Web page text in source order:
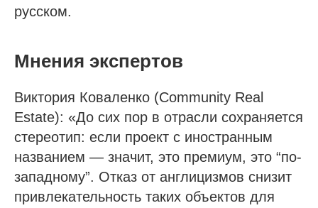
русском.
Мнения экспертов
Виктория Коваленко (Community Real
Estate): «До сих пор в отрасли сохраняется
стереотип: если проект с иностранным
названием — значит, это премиум, это “по-
западному”. Отказ от англицизмов снизит
привлекательность таких объектов для